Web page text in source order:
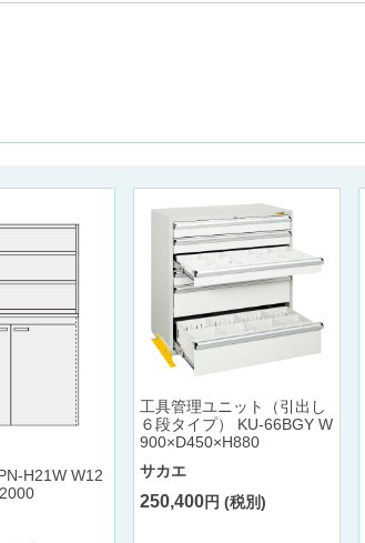
H21W W12
工具管理ユニット（引出し
６段タイプ） KU-66BGY W
900×D450×H880
サカエ
250,400円 (税別)